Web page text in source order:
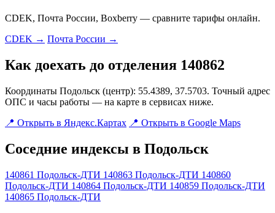
CDEK, Почта России, Boxberry — сравните тарифы онлайн.
CDEK → Почта России →
Как доехать до отделения 140862
Координаты Подольск (центр): 55.4389, 37.5703. Точный адрес
ОПС и часы работы — на карте в сервисах ниже.
📍 Открыть в Яндекс.Картах 📍 Открыть в Google Maps
Соседние индексы в Подольск
140861 Подольск-ДТИ 140863 Подольск-ДТИ 140860
Подольск-ДТИ 140864 Подольск-ДТИ 140859 Подольск-ДТИ
140865 Подольск-ДТИ